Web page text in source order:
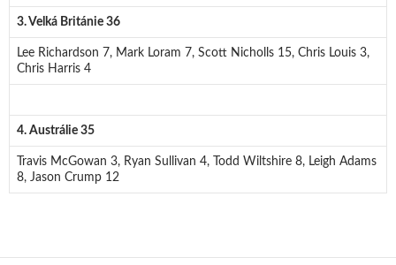
3. Velká Británie 36
Lee Richardson 7, Mark Loram 7, Scott Nicholls 15, Chris Louis 3,
Chris Harris 4
4. Austrálie 35
Travis McGowan 3, Ryan Sullivan 4, Todd Wiltshire 8, Leigh Adams
8, Jason Crump 12